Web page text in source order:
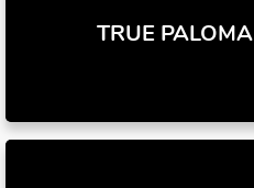
TRUE PALOMA